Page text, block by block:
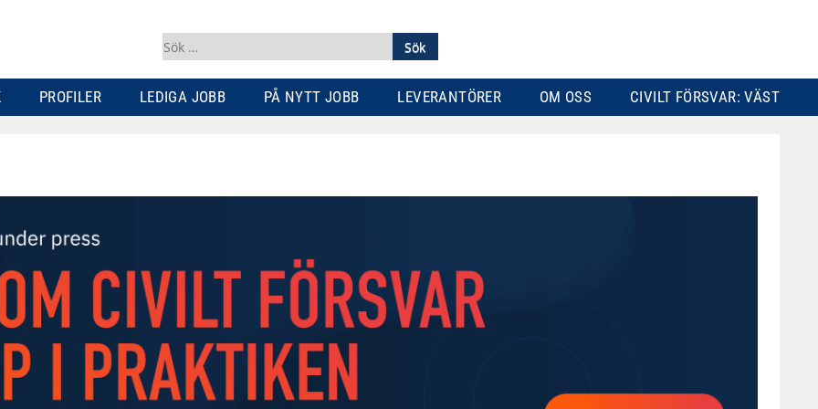
Sök
efter:
PROFILER LEDIGA JOBB PÅ NYTT JOBB LEVERANTÖRER OM OSS CIVILT FÖRSVAR: VÄST